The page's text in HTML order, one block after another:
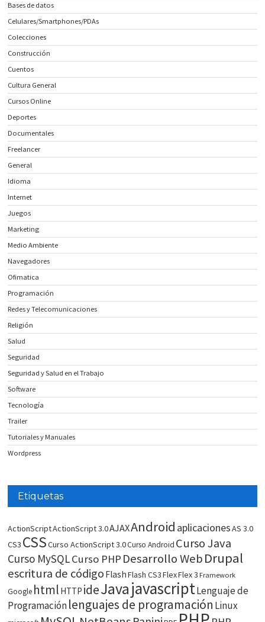
Bases de datos
Celulares/Smartphones/PDAs
Colecciones
Construcción
Cuentos
Cultura General
Cursos Online
Deportes
Documentales
Freelancer
General
Idioma
Internet
Juegos
Marketing
Medio Ambiente
Navegadores
Ofimatica
Programación
Redes y Telecomunicaciones
Religión
Salud
Seguridad
Seguridad y Salud en el Trabajo
Software
Tecnología
Trailer
Tutoriales y Manuales
Wordpress
Etiquetas
ActionScriptActionScript 3.0AJAXAndroid aplicacionesAS 3.0
CS3 CSSCurso ActionScript 3.0Curso Android Curso Java
Curso MySQLCurso PHP Desarrollo WebDrupal
escritura de código FlashFlash CS3FlexFlex 3 Framework
Google html HTTP ideJavajavascriptLenguaje de
Programaciónlenguajes de programación Linux